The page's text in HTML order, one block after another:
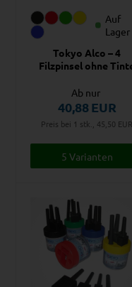
Auf
Lager
Tokyo Alco – 4
Filzpinsel ohne
Ab nur
40,88EUR
Preis bei 1 stk., 45,50 EUR
5 Varianten